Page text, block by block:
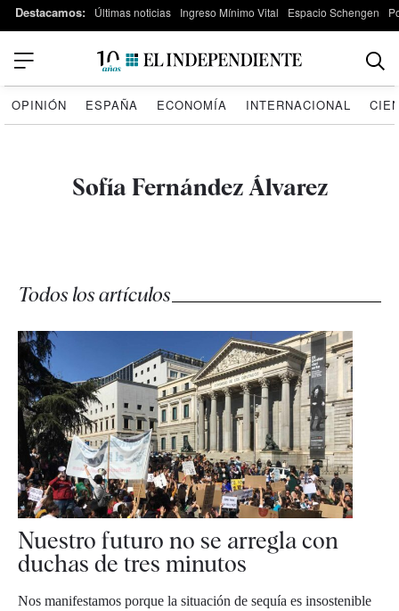
Destacamos: Últimas noticias Ingreso Mínimo Vital Espacio Schengen
OPINIÓN ESPAÑA ECONOMÍA INTERNACIONAL
Sofía Fernández Álvarez
Todos los artículos
Nuestro futuro no se arregla con
duchas de tres minutos
Nos manifestamos porque la situación de sequía es insostenible